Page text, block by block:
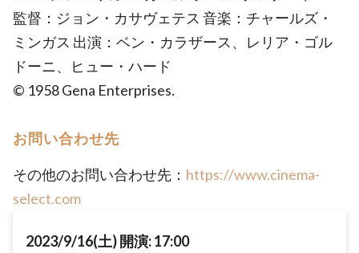
監督：ジョン・カサヴェテス 音楽：チャールズ・
ミンガス 出演：ベン・カラザース、レリア・ゴル
ドーニ、ヒュー・ハード
© 1958 Gena Enterprises.
お問い合わせ先
その他のお問い合わせ先： https://www.cinema-
select.com
2023/9/16(土) 開演: 17:00